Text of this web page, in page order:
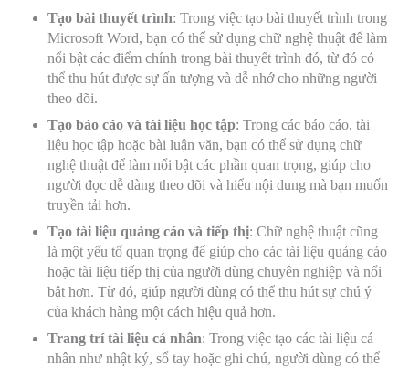
Tạo bài thuyết trình: Trong việc tạo bài thuyết trình trong
Microsoft Word, bạn có thể sử dụng chữ nghệ thuật để làm
nổi bật các điểm chính trong bài thuyết trình đó, từ đó có
thể thu hút được sự ấn tượng và dễ nhớ cho những người
theo dõi.
Tạo báo cáo và tài liệu học tập: Trong các báo cáo, tài
liệu học tập hoặc bài luận văn, bạn có thể sử dụng chữ
nghệ thuật để làm nổi bật các phần quan trọng, giúp cho
người đọc dễ dàng theo dõi và hiểu nội dung mà bạn muốn
truyền tải hơn.
Tạo tài liệu quảng cáo và tiếp thị: Chữ nghệ thuật cũng
là một yếu tố quan trọng để giúp cho các tài liệu quảng cáo
hoặc tài liệu tiếp thị của người dùng chuyên nghiệp và nổi
bật hơn. Từ đó, giúp người dùng có thể thu hút sự chú ý
của khách hàng một cách hiệu quả hơn.
Trang trí tài liệu cá nhân: Trong việc tạo các tài liệu cá
nhân như nhật ký, sổ tay hoặc ghi chú, người dùng có thể